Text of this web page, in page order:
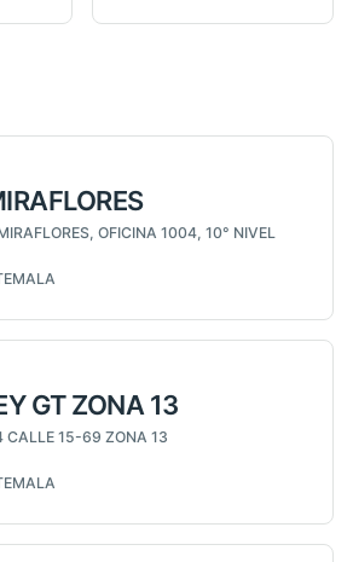
OFICINA 1004, 10° NIVEL
GT ZONA 13
CALLE 15-69 ZONA 13